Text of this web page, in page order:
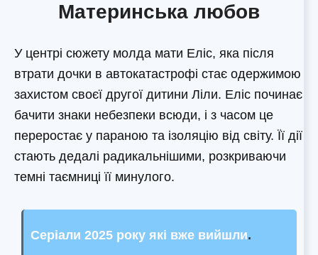
Материнська любов
У центрі сюжету молда мати Еліс, яка після
втрати дочки в автокатастрофі стає одержимою
захистом своєї другої дитини Ліли. Еліс починає
бачити знаки небезпеки всюди, і з часом це
переростає у параною та ізоляцію від світу. Її дії
стають дедалі радикальнішими, розкриваючи
темні таємниці її минулого.
Серіали 2025 року які вже вийшли.